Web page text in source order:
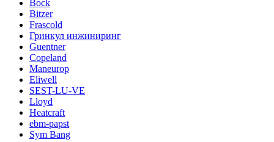
Bock
Bitzer
Frascold
Гринкул инжиниринг
Guentner
Copeland
Maneurop
Eliwell
SEST-LU-VE
Lloyd
Heatcraft
ebm-papst
Sym Bang